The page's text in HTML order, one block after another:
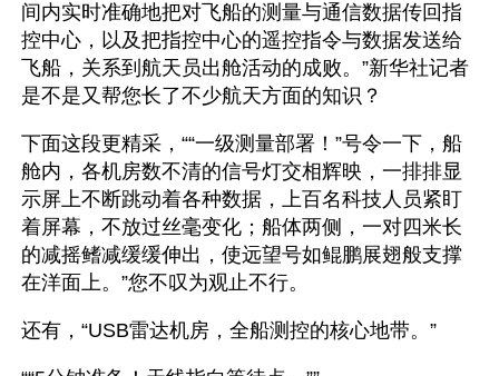
间内实时准确地把对飞船的测量与通信数据传回指
控中心，以及把指控中心的遥控指令与数据发送给
飞船，关系到航天员出舱活动的成败。”新华社记者
是不是又帮您长了不少航天方面的知识？
下面这段更精采，““一级测量部署！”号令一下，船
舱内，各机房数不清的信号灯交相辉映，一排排显
示屏上不断跳动着各种数据，上百名科技人员紧盯
着屏幕，不放过丝毫变化；船体两侧，一对四米长
的减摇鳍减缓缓伸出，使远望号如鲲鹏展翅般支撑
在洋面上。”您不叹为观止不行。
还有，“USB雷达机房，全船测控的核心地带。”